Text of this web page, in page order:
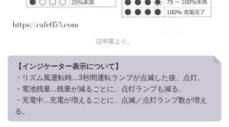
説明書より。
【インジケーター表示について】
・リズム風運転時…3秒間運転ランプが点滅した後、点灯。
・電池残量…残量が減るごとに、点灯ランプも減る。
・充電中…充電が増えるごとに、点滅／点灯ランプ数が増え
る。